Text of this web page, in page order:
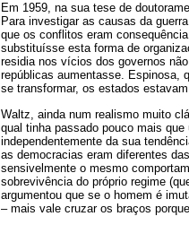
Em 1959, na sua tese de
Para investigar as causas da
que os conflitos eram
substituísse esta forma de
residia nos vícios dos governos
repúblicas aumentasse. Espinosa,
se transformar, os estados
Waltz, ainda num realismo muito
qual tinha passado pouco mais
independentemente da sua
as democracias eram diferentes
sensivelmente o mesmo
sobrevivência do próprio regime
argumentou que se o homem é
– mais vale cruzar os braços